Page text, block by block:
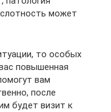
может
то особых
повышенная
вам
после
будет визит к